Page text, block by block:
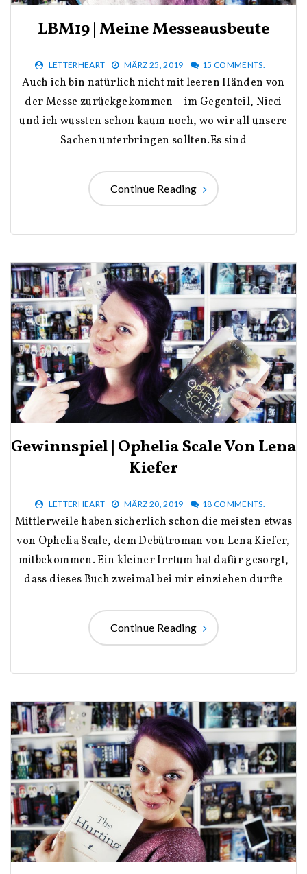
LBM19 | Meine Messeausbeute
LETTERHEART MÄRZ 25, 2019 15 COMMENTS.
Auch ich bin natürlich nicht mit leeren Händen von
der Messe zurückgekommen – im Gegenteil, Nicci
und ich wussten schon kaum noch, wo wir all unsere
Sachen unterbringen sollten.Es sind
Continue Reading
Gewinnspiel | Ophelia Scale Von Lena
Kiefer
LETTERHEART MÄRZ 20, 2019 18 COMMENTS.
Mittlerweile haben sicherlich schon die meisten etwas
von Ophelia Scale, dem Debütroman von Lena Kiefer,
mitbekommen. Ein kleiner Irrtum hat dafür gesorgt,
dass dieses Buch zweimal bei mir einziehen durfte
Continue Reading